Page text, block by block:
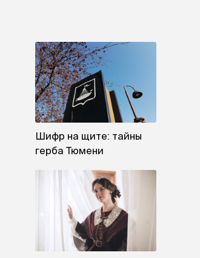
Шифр на щите: тайны
герба Тюмени